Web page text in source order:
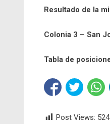
Resultado de la
Colonia 3 – San
Tabla de
Post Views: 524